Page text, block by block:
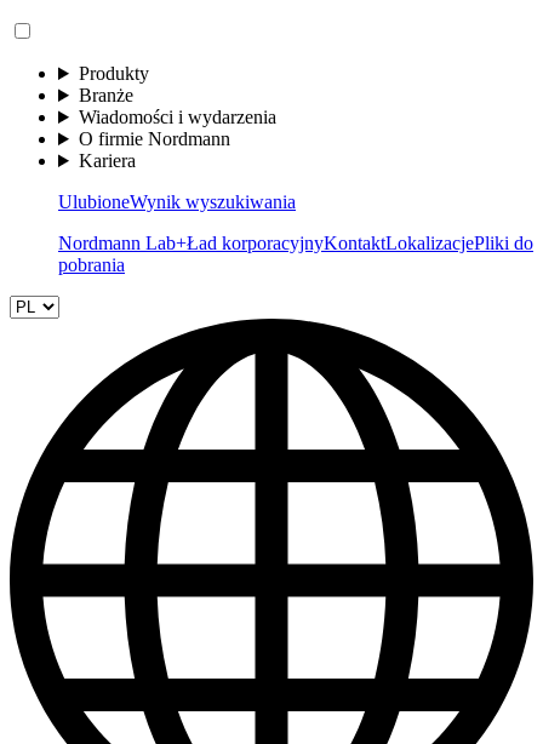
Produkty
Branże
Wiadomości i wydarzenia
O firmie Nordmann
Kariera
UlubioneWynik wyszukiwania
Nordmann Lab+Ład korporacyjnyKontaktLokalizacjePliki do
pobrania